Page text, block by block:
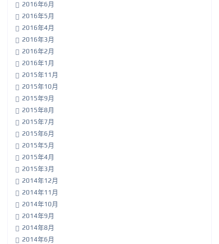
2016年6月
2016年5月
2016年4月
2016年3月
2016年2月
2016年1月
2015年11月
2015年10月
2015年9月
2015年8月
2015年7月
2015年6月
2015年5月
2015年4月
2015年3月
2014年12月
2014年11月
2014年10月
2014年9月
2014年8月
2014年6月